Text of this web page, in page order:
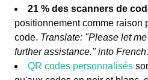
21 % des scanners de
positionnement comme raison
code. Translate: "Please let
further assistance." into French.
QR codes personnalisés